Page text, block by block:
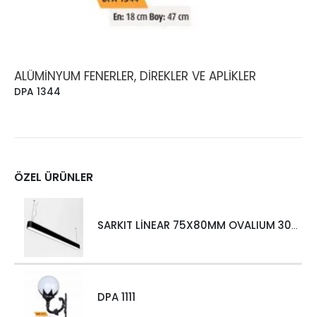
ALÜMINYUM FENERLER, DIREKLER VE APLIKLER
DPA 1344
ÖZEL ÜRÜNLER
SARKIT LİNEAR 75X80MM OVALIUM 30W 4000 LM MT
DPA 1111